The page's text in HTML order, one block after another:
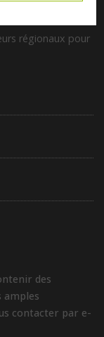
régionaux pour
des
amples
contacter par e-